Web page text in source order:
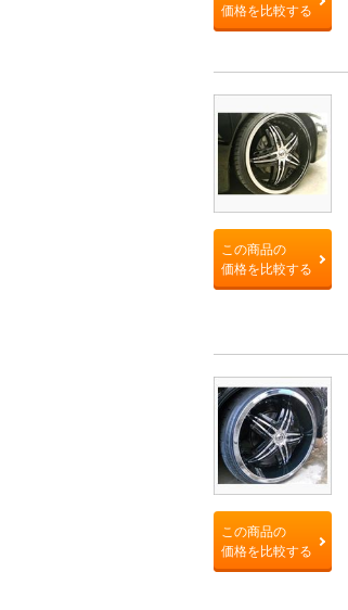
価格を比較する
この商品の
価格を比較する
この商品の
価格を比較する